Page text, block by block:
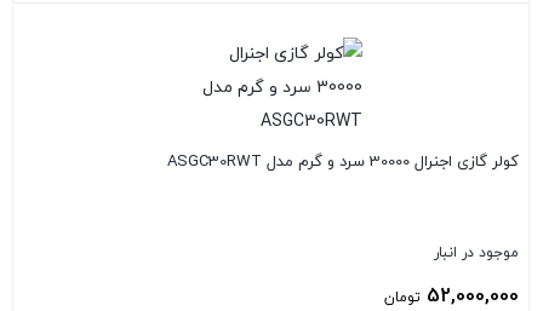
کولر گازی اجنرال 30000 سرد و گرم مدل ASGC30RWT
موجود در انبار
52,000,000 تومان